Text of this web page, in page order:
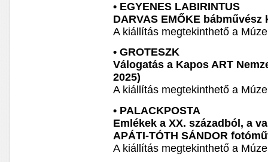
• EGYENES LABIRINTUS
DARVAS EMŐKE bábművész
A kiállítás megtekinthető a
• GROTESZK
Válogatás a Kapos ART
2025)
A kiállítás megtekinthető a
• PALACKPOSTA
Emlékek a XX. századból, a
APÁTI-TÓTH SÁNDOR
A kiállítás megtekinthető a